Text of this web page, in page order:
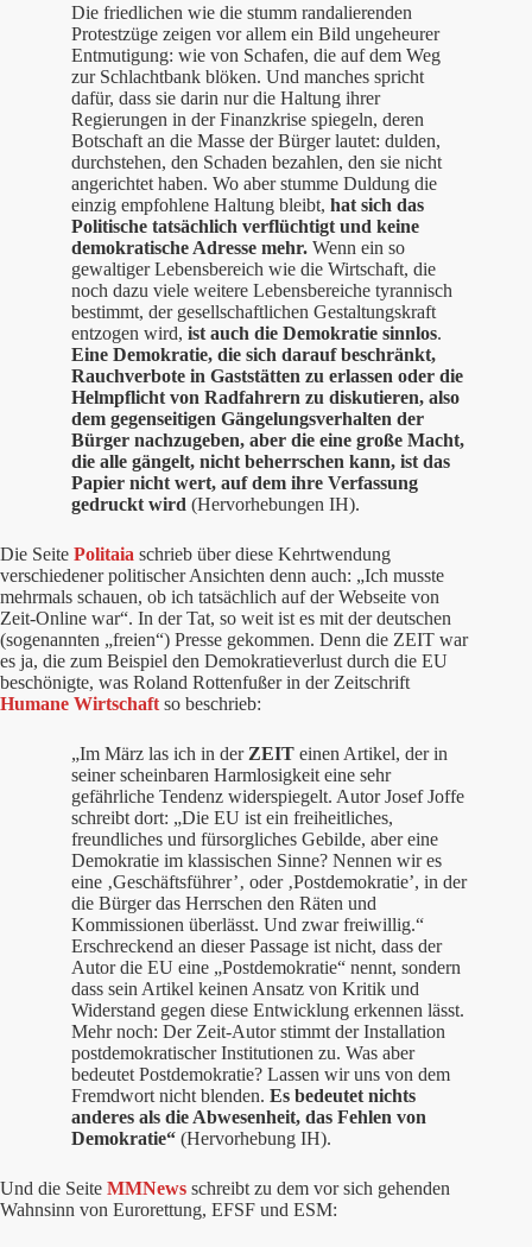
Die friedlichen wie die stumm randalierenden
Protestzüge zeigen vor allem ein Bild ungeheurer
Entmutigung: wie von Schafen, die auf dem Weg
zur Schlachtbank blöken. Und manches spricht
dafür, dass sie darin nur die Haltung ihrer
Regierungen in der Finanzkrise spiegeln, deren
Botschaft an die Masse der Bürger lautet: dulden,
durchstehen, den Schaden bezahlen, den sie nicht
angerichtet haben. Wo aber stumme Duldung die
einzig empfohlene Haltung bleibt, hat sich das
Politische tatsächlich verflüchtigt und keine
demokratische Adresse mehr. Wenn ein so
gewaltiger Lebensbereich wie die Wirtschaft, die
noch dazu viele weitere Lebensbereiche tyrannisch
bestimmt, der gesellschaftlichen Gestaltungskraft
entzogen wird, ist auch die Demokratie sinnlos.
Eine Demokratie, die sich darauf beschränkt,
Rauchverbote in Gaststätten zu erlassen oder die
Helmpflicht von Radfahrern zu diskutieren, also
dem gegenseitigen Gängelungsverhalten der
Bürger nachzugeben, aber die eine große Macht,
die alle gängelt, nicht beherrschen kann, ist das
Papier nicht wert, auf dem ihre Verfassung
gedruckt wird (Hervorhebungen IH).
Die Seite Politaia schrieb über diese Kehrtwendung
verschiedener politischer Ansichten denn auch: „Ich musste
mehrmals schauen, ob ich tatsächlich auf der Webseite von
Zeit-Online war“. In der Tat, so weit ist es mit der deutschen
(sogenannten „freien“) Presse gekommen. Denn die ZEIT war
es ja, die zum Beispiel den Demokratieverlust durch die EU
beschönigte, was Roland Rottenfußer in der Zeitschrift
Humane Wirtschaft so beschrieb:
„Im März las ich in der ZEIT einen Artikel, der in
seiner scheinbaren Harmlosigkeit eine sehr
gefährliche Tendenz widerspiegelt. Autor Josef Joffe
schreibt dort: „Die EU ist ein freiheitliches,
freundliches und fürsorgliches Gebilde, aber eine
Demokratie im klassischen Sinne? Nennen wir es
eine ‚Geschäftsführer’‚ oder ‚Postdemokratie’, in der
die Bürger das Herrschen den Räten und
Kommissionen überlässt. Und zwar freiwillig.“
Erschreckend an dieser Passage ist nicht, dass der
Autor die EU eine „Postdemokratie“ nennt, sondern
dass sein Artikel keinen Ansatz von Kritik und
Widerstand gegen diese Entwicklung erkennen lässt.
Mehr noch: Der Zeit-Autor stimmt der Installation
postdemokratischer Institutionen zu. Was aber
bedeutet Postdemokratie? Lassen wir uns von dem
Fremdwort nicht blenden. Es bedeutet nichts
anderes als die Abwesenheit, das Fehlen von
Demokratie“ (Hervorhebung IH).
Und die Seite MMNews schreibt zu dem vor sich gehenden
Wahnsinn von Eurorettung, EFSF und ESM: